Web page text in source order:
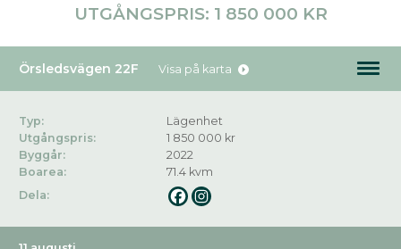
UTGÅNGSPRIS: 1 850 000 KR
Örsledsvägen 22F Visa på karta
Typ:
Lägenhet
Utgångspris:
1 850 000 kr
Byggår:
2022
Boarea:
71.4 kvm
Dela: